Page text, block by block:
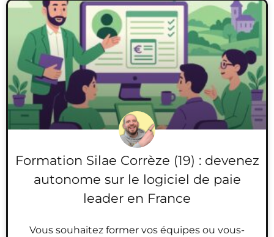
Formation Silae Corrèze (19) : devenez
autonome sur le logiciel de paie
leader en France
Vous souhaitez former vos équipes ou vous-